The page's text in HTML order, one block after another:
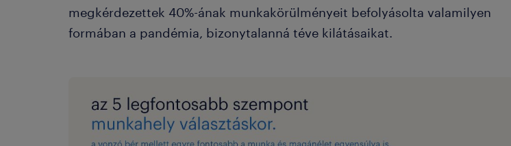
megkérdezettek 40%-ának munkakörülményeit befolyásolta valamilyen
formában a pandémia, bizonytalanná téve kilátásaikat.